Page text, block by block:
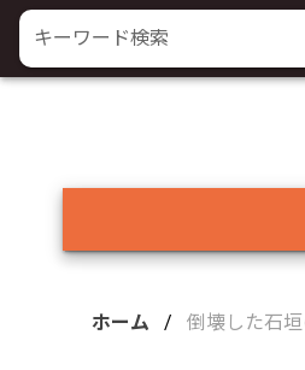
キーワード検索
ホーム / 倒壊した石